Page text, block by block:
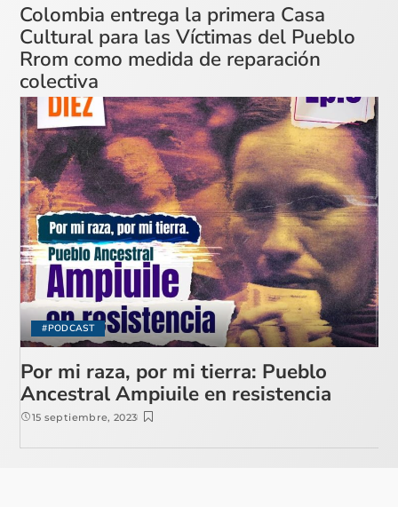
Colombia entrega la primera Casa
Cultural para las Víctimas del Pueblo
Rrom como medida de reparación
colectiva
#PODCAST
Por mi raza, por mi tierra: Pueblo
Ancestral Ampiuile en resistencia
15 septiembre, 2023